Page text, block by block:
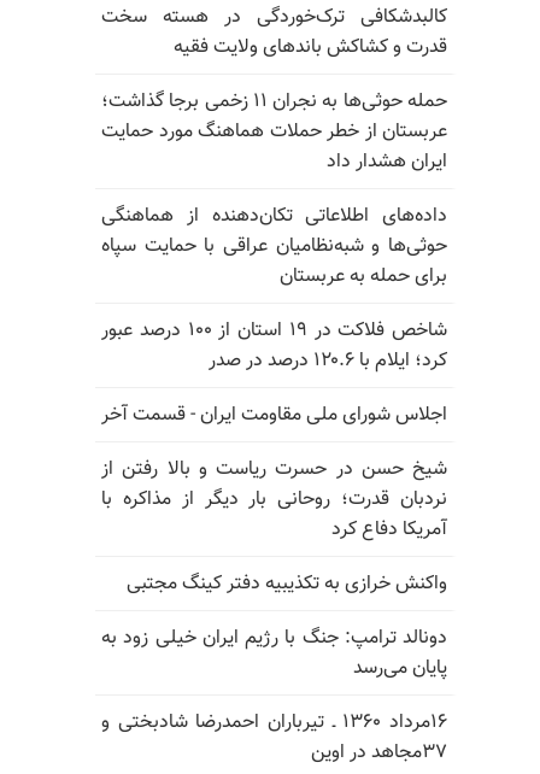
کالبدشکافی ترک‌خوردگی در هسته سخت
قدرت و کشاکش باندهای ولایت فقیه
حمله حوثی‌ها به نجران ۱۱ زخمی برجا گذاشت؛
عربستان از خطر حملات هماهنگ مورد حمایت
ایران هشدار داد
داده‌های اطلاعاتی تکان‌دهنده از هماهنگی
حوثی‌ها و شبه‌نظامیان عراقی با حمایت سپاه
برای حمله به عربستان
شاخص فلاکت در ۱۹ استان از ۱۰۰ درصد عبور
کرد؛ ایلام با ۱۲۰.۶ درصد در صدر
اجلاس شورای ملی مقاومت ایران - قسمت آخر
شیخ حسن در حسرت ریاست و بالا رفتن از
نردبان قدرت؛ روحانی بار دیگر از مذاکره با
آمریکا دفاع کرد
واکنش خرازی به تکذیبیه دفتر کینگ مجتبی
دونالد ترامپ: جنگ با رژیم ایران خیلی زود به
پایان می‌رسد
۱۶مرداد ۱۳۶۰ ـ تیرباران احمدرضا شادبختی و
۳۷مجاهد در اوین